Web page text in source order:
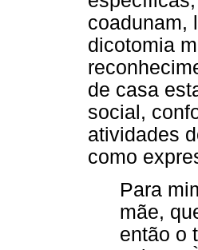
coadunam,
dicotomia
de casa
social,
atividades
como
Para
mãe,
então o